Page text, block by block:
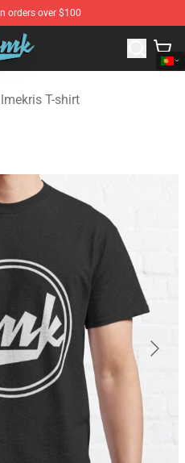
orders over $100
KallMeKris Merchandise Shop
T-shirt